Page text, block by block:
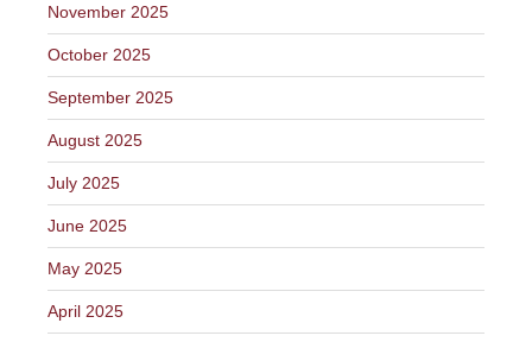
November 2025
October 2025
September 2025
August 2025
July 2025
June 2025
May 2025
April 2025